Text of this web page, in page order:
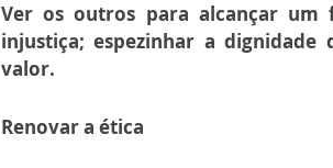
Ver os outros para alcançar um
injustiça; espezinhar a
valor.
Renovar a ética